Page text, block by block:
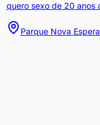
quero sexo de 20 anos
Parque Nova